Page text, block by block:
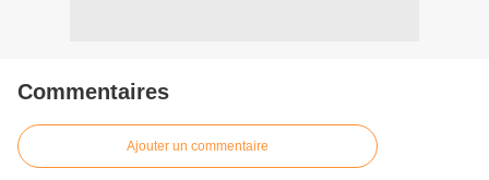
Commentaires
Ajouter un commentaire